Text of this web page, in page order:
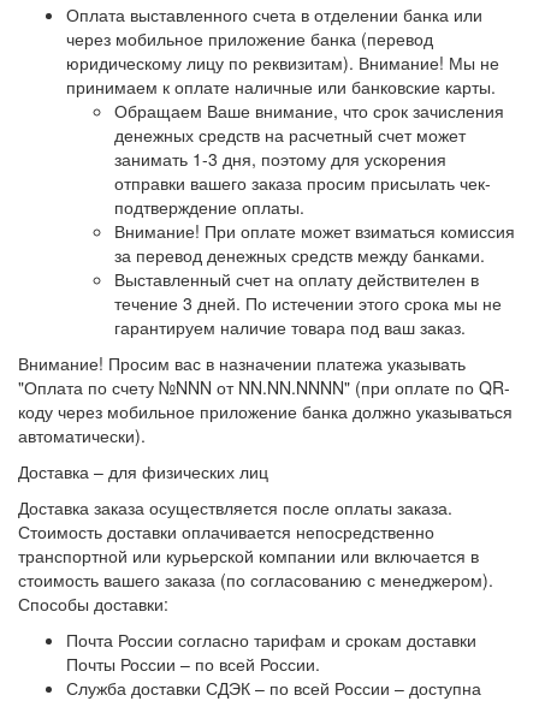
Оплата выставленного счета в отделении банка или
через мобильное приложение банка (перевод
юридическому лицу по реквизитам). Внимание! Мы не
принимаем к оплате наличные или банковские карты.
Обращаем Ваше внимание, что срок зачисления
денежных средств на расчетный счет может
занимать 1-3 дня, поэтому для ускорения
отправки вашего заказа просим присылать чек-
подтверждение оплаты.
Внимание! При оплате может взиматься комиссия
за перевод денежных средств между банками.
Выставленный счет на оплату действителен в
течение 3 дней. По истечении этого срока мы не
гарантируем наличие товара под ваш заказ.
Внимание! Просим вас в назначении платежа указывать
"Оплата по счету №NNN от NN.NN.NNNN" (при оплате по QR-
коду через мобильное приложение банка должно указываться
автоматически).
Доставка – для физических лиц
Доставка заказа осуществляется после оплаты заказа.
Стоимость доставки оплачивается непосредственно
транспортной или курьерской компании или включается в
стоимость вашего заказа (по согласованию с менеджером).
Способы доставки:
Почта России согласно тарифам и срокам доставки
Почты России – по всей России.
Служба доставки СДЭК – по всей России – доступна